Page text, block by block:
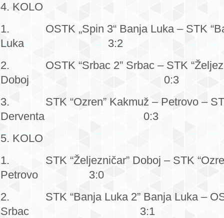
4. KOLO
1. OSTK „Spin 3“ Banja Luka – STK
Luka 3:2
2. OSTK “Srbac 2” Srbac – STK
Doboj 0:3
3. STK “Ozren” Kakmuž – Petrovo –
Derventa 0:3
5. KOLO
1. STK “Željezničar” Doboj – STK
Petrovo 3:0
2. STK “Banja Luka 2” Banja Luka –
Srbac 3:1